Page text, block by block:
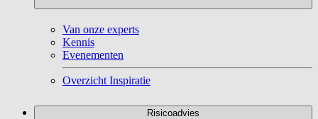
Van onze experts
Kennis
Evenementen
Overzicht Inspiratie
Risicoadvies